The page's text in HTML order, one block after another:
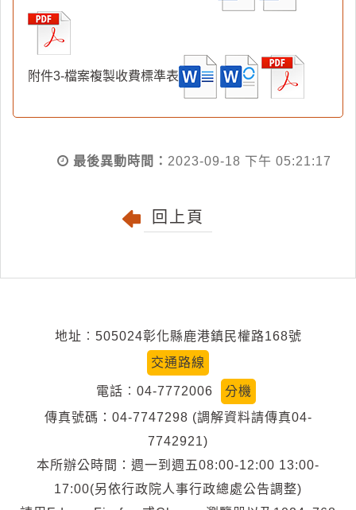
附件3-檔案複製收費標準表
最後異動時間： 2023-09-18 下午 05:21:17
回上頁
地址︰505024彰化縣鹿港鎮民權路168號
交通路線
電話︰04-7772006
分機
傳真號碼：04-7747298 (調解資料請傳真04-
7742921)
本所辦公時間：週一到週五08:00-12:00 13:00-
17:00(另依行政院人事行政總處公告調整)